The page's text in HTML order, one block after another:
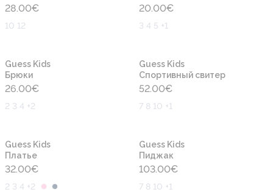
28.00€
10 12
20.00€
3 4 5 +1
Guess Kids
Брюки
26.00€
2 3 4 +2
Guess Kids
Cпортивный свитер
52.00€
7 8 10 +1
Guess Kids
Платье
32.00€
2 3 4 +2
Guess Kids
Пиджак
103.00€
7 8 10 +1